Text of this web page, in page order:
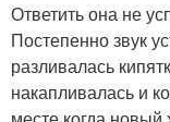
Ответить она не
Постепенно звук
разливалась
накапливалась и